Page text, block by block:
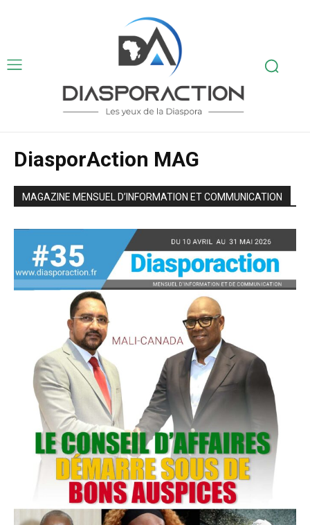
DiasporAction MAG
MAGAZINE MENSUEL D’INFORMATION ET COMMUNICATION